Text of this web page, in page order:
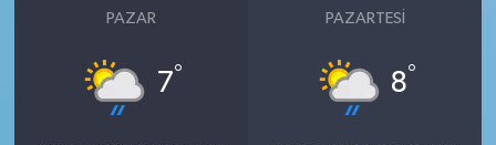
PAZAR
7°
PAZARTESI
8°